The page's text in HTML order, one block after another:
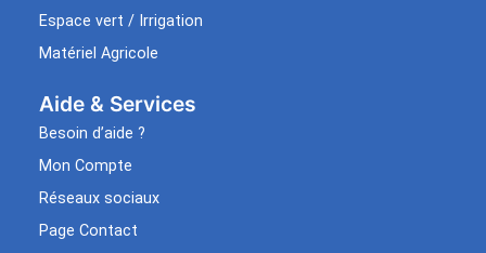
Espace vert / Irrigation
Matériel Agricole
Aide & Services​
Besoin d’aide ?
Mon Compte
Réseaux sociaux
Page Contact